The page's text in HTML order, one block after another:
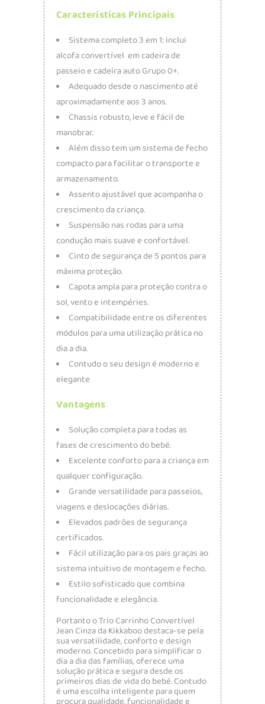
Características Principais
Sistema completo 3 em 1: inclui
alcofa convertível em cadeira de
passeio e cadeira auto Grupo 0+.
Adequado desde o nascimento até
aproximadamente aos 3 anos.
Chassis robusto, leve e fácil de
manobrar.
Além disso tem um sistema de fecho
compacto para facilitar o transporte e
armazenamento.
Assento ajustável que acompanha o
crescimento da criança.
Suspensão nas rodas para uma
condução mais suave e confortável.
Cinto de segurança de 5 pontos para
máxima proteção.
Capota ampla para proteção contra o
sol, vento e intempéries.
Compatibilidade entre os diferentes
módulos para uma utilização prática no
dia a dia.
Contudo o seu design é moderno e
elegante
Vantagens
Solução completa para todas as
fases de crescimento do bebé.
Excelente conforto para a criança em
qualquer configuração.
Grande versatilidade para passeios,
viagens e deslocações diárias.
Elevados padrões de segurança
certificados.
Fácil utilização para os pais graças ao
sistema intuitivo de montagem e fecho.
Estilo sofisticado que combina
funcionalidade e elegância.
Portanto o Trio Carrinho Convertível
Jean Cinza da Kikkaboo destaca-se pela
sua versatilidade, conforto e design
moderno. Concebido para simplificar o
dia a dia das famílias, oferece uma
solução prática e segura desde os
primeiros dias de vida do bebé. Contudo
é uma escolha inteligente para quem